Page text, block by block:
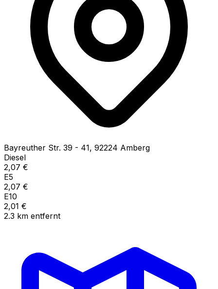
Bayreuther Str. 39 - 41, 92224 Amberg
Diesel
2,07 €
E5
2,07 €
E10
2,01 €
2.3 km entfernt